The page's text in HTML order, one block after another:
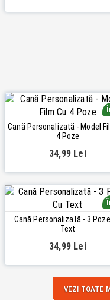
Cană Personalizată - Model
4 Poze
34,99 Lei
Cană Personalizată - 3
Text
34,99 Lei
VEZI TOATE